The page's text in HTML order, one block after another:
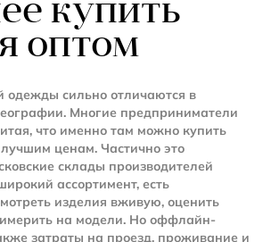
купить
оптом
одежды сильно отличаются в
Многие предприниматели
что именно там можно купить
ценам. Частично это
склады производителей
ассортимент, есть
изделия вживую, оценить
на модели. Но оффлайн-
затраты на проезд, проживание и